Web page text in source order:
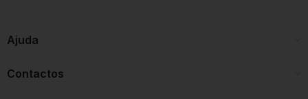
Ajuda
Contactos